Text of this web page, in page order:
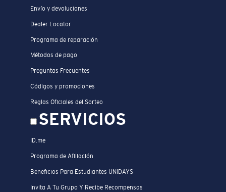
Envío y devoluciones
Dealer Locator
Programa de reparación
Métodos de pago
Preguntas Frecuentes
Códigos y promociones
Reglas Oficiales del Sorteo
SERVICIOS
ID.me
Programa de Afiliación
Beneficios Para Estudiantes UNIDAYS
Invita A Tu Grupo Y Recibe Recompensas